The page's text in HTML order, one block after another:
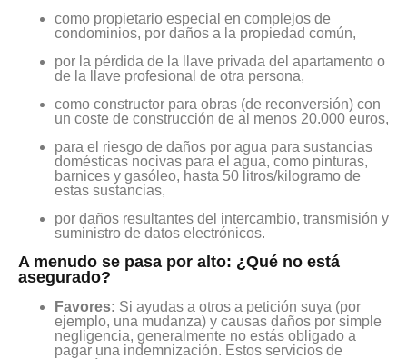
como propietario especial en complejos de
condominios, por daños a la propiedad común,
por la pérdida de la llave privada del apartamento o
de la llave profesional de otra persona,
como constructor para obras (de reconversión) con
un coste de construcción de al menos 20.000 euros,
para el riesgo de daños por agua para sustancias
domésticas nocivas para el agua, como pinturas,
barnices y gasóleo, hasta 50 litros/kilogramo de
estas sustancias,
por daños resultantes del intercambio, transmisión y
suministro de datos electrónicos.
A menudo se pasa por alto: ¿Qué no está
asegurado?
Favores: Si ayudas a otros a petición suya (por
ejemplo, una mudanza) y causas daños por simple
negligencia, generalmente no estás obligado a
pagar una indemnización. Estos servicios de